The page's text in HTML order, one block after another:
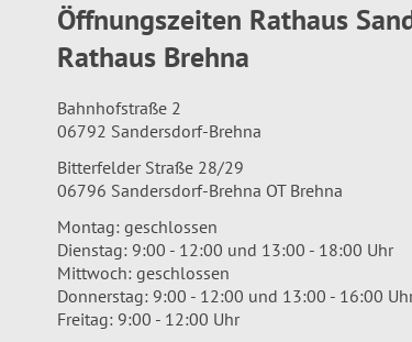
Öffnungszeiten Rathaus
Rathaus Brehna
Bahnhofstraße 2
06792 Sandersdorf-Brehna
Bitterfelder Straße 28/29
06796 Sandersdorf-Brehna OT Brehna
Montag: geschlossen
Dienstag: 9:00 - 12:00 und 13:00 - 18:00 Uhr
Mittwoch: geschlossen
Donnerstag: 9:00 - 12:00 und 13:00 - 16:00
Freitag: 9:00 - 12:00 Uhr